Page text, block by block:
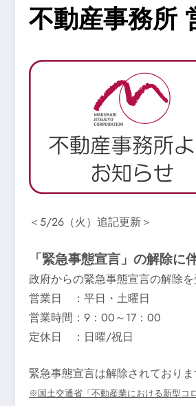
不動産事務所
＜5/26（火）追記更新＞
「緊急事態宣言」の解除に
政府からの緊急事態宣言の解除を
営業日 ：平日・土曜日
営業時間：9：00～17：00
定休日 ：日曜/祝日
緊急事態宣言は解除されており
※国土交通省「不動産業における新型コ